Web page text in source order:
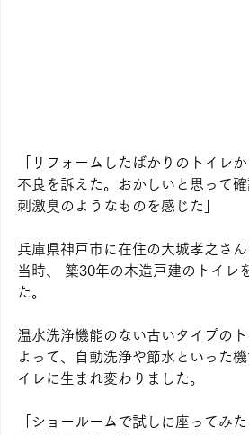
「リフォームしたばかりのトイレ
不良を訴えた。おかしいと思って
刺激臭のようなものを感じた」
兵庫県神戸市に在住の大城孝之さん
当時、 築30年の木造戸建のトイレ
た。
温水洗浄機能のない古いタイプの
よって、自動洗浄や節水といった
イレに生まれ変わりました。
「ショールームで試しに座ってみ